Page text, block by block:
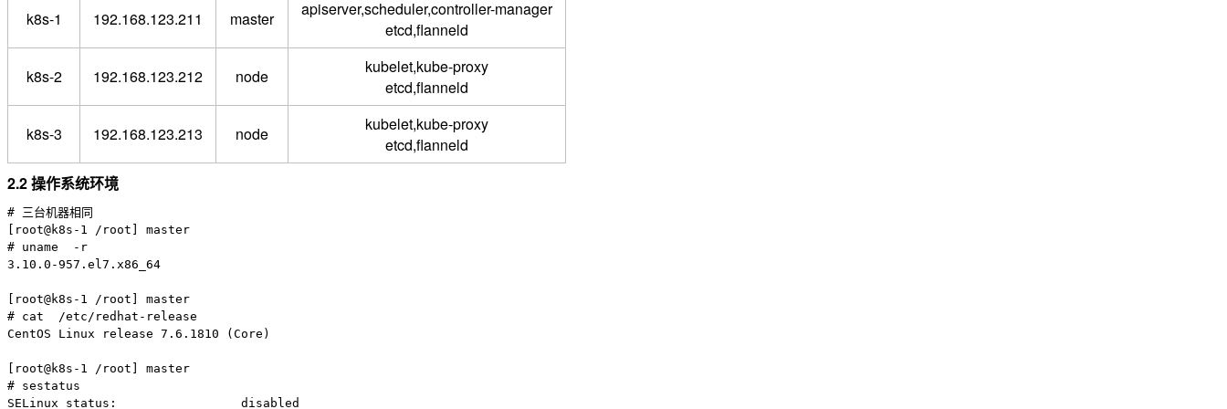
k8s-1 192.168.123.211 master
apiserver,scheduler,controller-manager
etcd,flanneld
k8s-2 192.168.123.212 node
kubelet,kube-proxy
etcd,flanneld
k8s-3 192.168.123.213 node
kubelet,kube-proxy
etcd,flanneld
2.2 操作系统环境
# 三台机器相同
[root@k8s-1 /root] master
# uname  -r
3.10.0-957.el7.x86_64
[root@k8s-1 /root] master
# cat  /etc/redhat-release
CentOS Linux release 7.6.1810 (Core)
[root@k8s-1 /root] master
# sestatus